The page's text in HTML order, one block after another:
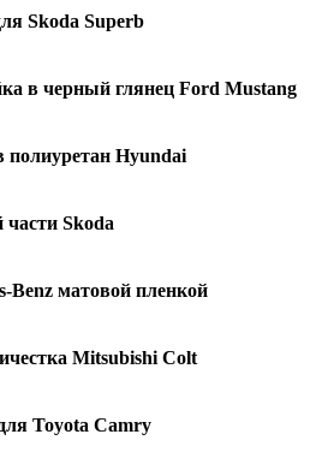
Skoda Superb
в черный глянец Ford Mustang
полиуретан Hyundai
части Skoda
Benz матовой пленкой
Mitsubishi Colt
Toyota Camry